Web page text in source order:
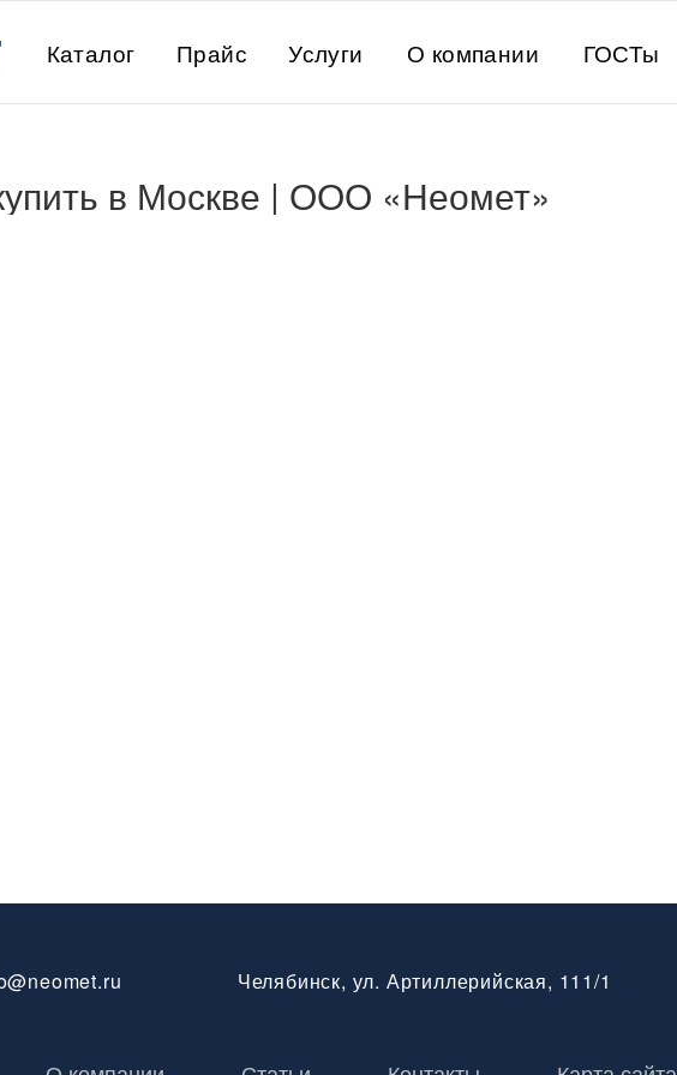
Каталог Прайс Услуги О компании ГОСТы
в Москве | ООО «Неомет»
Челябинск, ул. Артиллерийская, 111/1